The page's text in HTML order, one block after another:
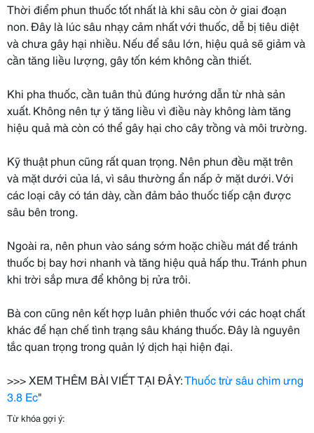
Thời điểm phun thuốc tốt nhất là khi sâu còn ở giai đoạn
non. Đây là lúc sâu nhạy cảm nhất với thuốc, dễ bị tiêu diệt
và chưa gây hại nhiều. Nếu để sâu lớn, hiệu quả sẽ giảm và
cần tăng liều lượng, gây tốn kém không cần thiết.
Khi pha thuốc, cần tuân thủ đúng hướng dẫn từ nhà sản
xuất. Không nên tự ý tăng liều vì điều này không làm tăng
hiệu quả mà còn có thể gây hại cho cây trồng và môi trường.
Kỹ thuật phun cũng rất quan trọng. Nên phun đều mặt trên
và mặt dưới của lá, vì sâu thường ẩn nấp ở mặt dưới. Với
các loại cây có tán dày, cần đảm bảo thuốc tiếp cận được
sâu bên trong.
Ngoài ra, nên phun vào sáng sớm hoặc chiều mát để tránh
thuốc bị bay hơi nhanh và tăng hiệu quả hấp thu. Tránh phun
khi trời sắp mưa để không bị rửa trôi.
Bà con cũng nên kết hợp luân phiên thuốc với các hoạt chất
khác để hạn chế tình trạng sâu kháng thuốc. Đây là nguyên
tắc quan trọng trong quản lý dịch hại hiện đại.
>>> XEM THÊM BÀI VIẾT TẠI ĐÂY:Thuốc trừ sâu chim ưng
3.8 Ec"
Từ khóa gợi ý: